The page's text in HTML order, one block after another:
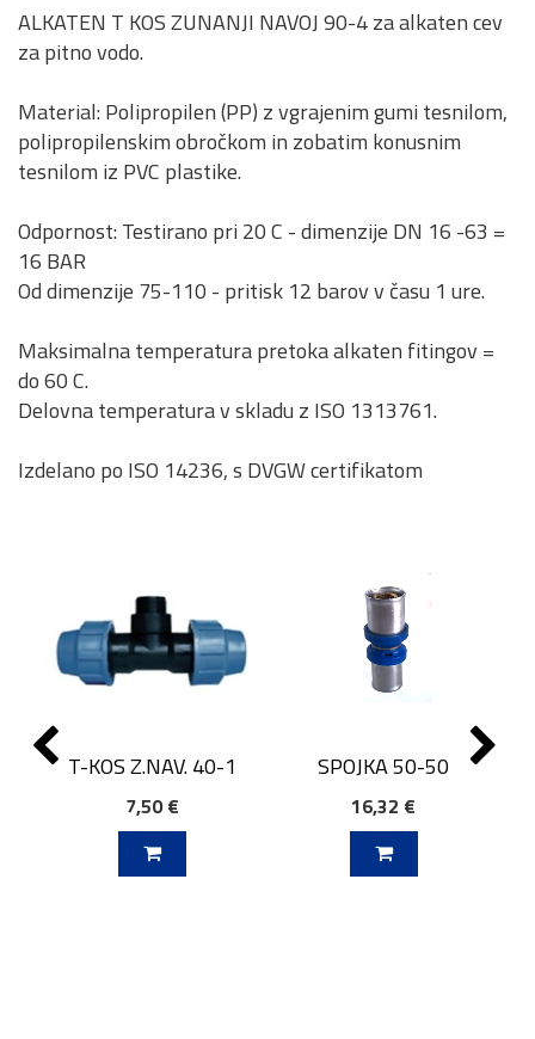
ALKATEN T KOS ZUNANJI NAVOJ 90-4 za alkaten cev
za pitno vodo.
Material: Polipropilen (PP) z vgrajenim gumi tesnilom,
polipropilenskim obročkom in zobatim konusnim
tesnilom iz PVC plastike.
Odpornost: Testirano pri 20 C - dimenzije DN 16 -63 =
16 BAR
Od dimenzije 75-110 - pritisk 12 barov v času 1 ure.
Maksimalna temperatura pretoka alkaten fitingov =
do 60 C.
Delovna temperatura v skladu z ISO 1313761.
Izdelano po ISO 14236, s DVGW certifikatom
T-KOS Z.NAV. 40-1
7,50 €
SPOJKA 50-50
16,32 €